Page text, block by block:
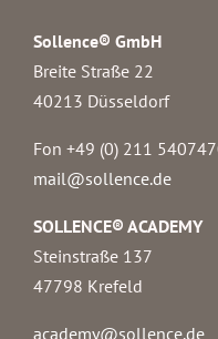
Sollence® GmbH
Breite Straße 22
40213 Düsseldorf
Fon +49 (0) 211
mail@sollence.de
SOLLENCE® ACADEMY
Steinstraße 137
47798 Krefeld
academy@sollence.de